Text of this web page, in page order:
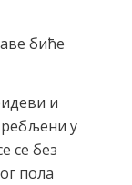
биће
и
у
се без
пола